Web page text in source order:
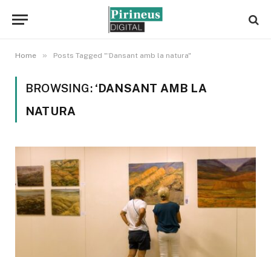
Home » Posts Tagged "‘Dansant amb la natura"
BROWSING: ‘DANSANT AMB LA
NATURA